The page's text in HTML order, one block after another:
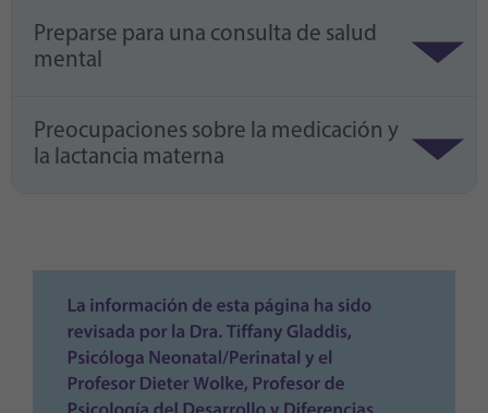
Preparse para una consulta de salud
mental
Preocupaciones sobre la medicación y
la lactancia materna